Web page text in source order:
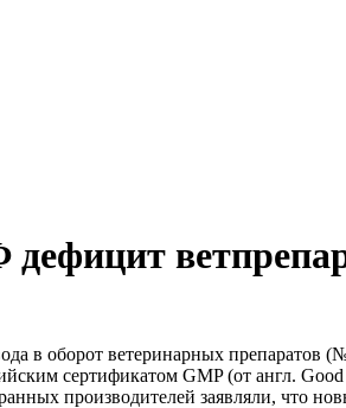
в оборот ветеринарных
сертификатом GMP (от англ.
производителей заявляли, что